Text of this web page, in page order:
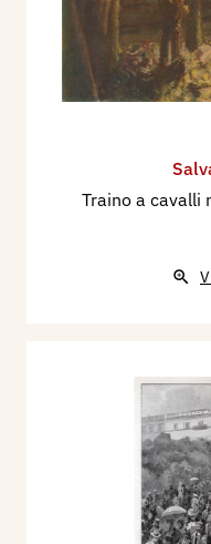
Traino a cavalli